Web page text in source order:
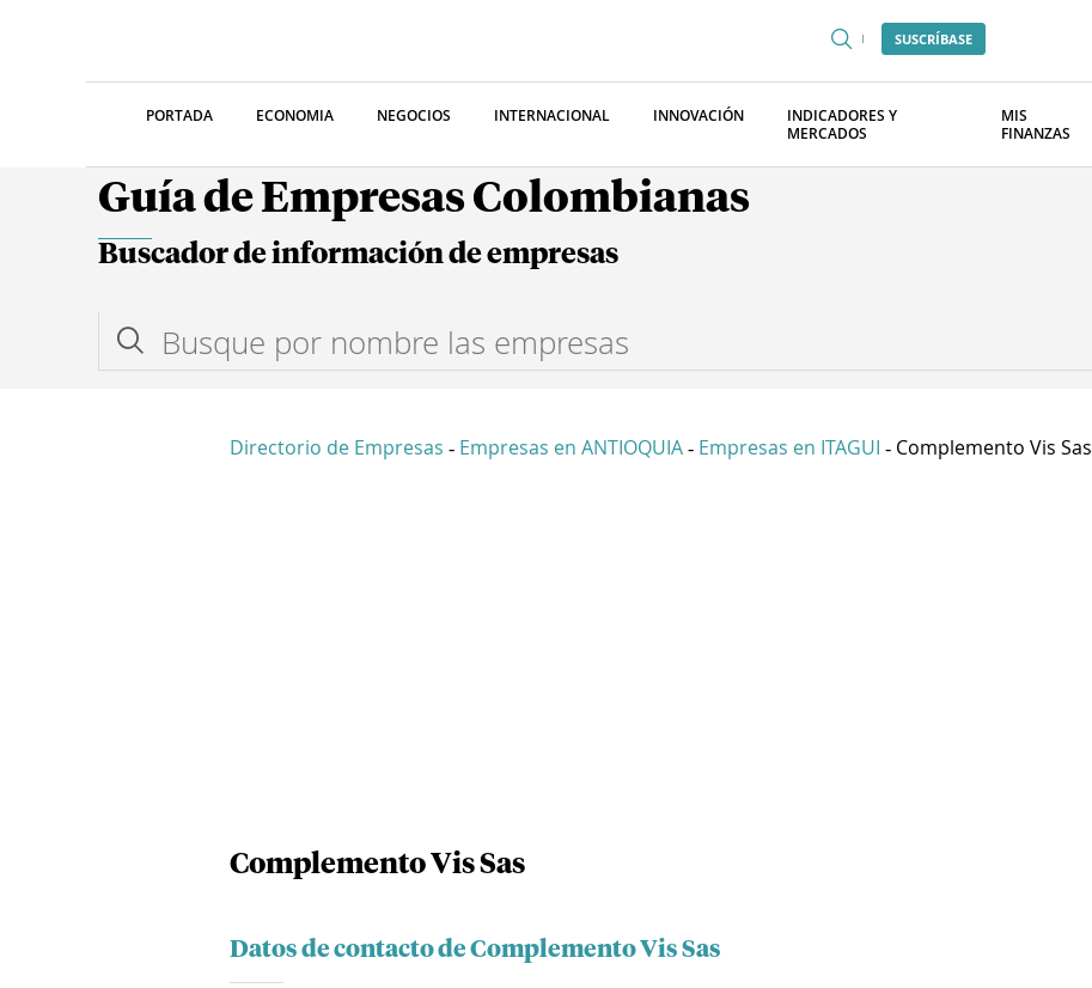
SUSCRÍBASE
PORTADA ECONOMIA NEGOCIOS INTERNACIONAL INNOVACIÓN
INDICADORES Y
MERCADOS
MIS
FINANZAS
Guía de Empresas Colombianas
Buscador de información de empresas
Directorio de Empresas - Empresas en ANTIOQUIA - Empresas en ITAGUI - Complemento Vis Sas
Complemento Vis Sas
Datos de contacto de Complemento Vis Sas